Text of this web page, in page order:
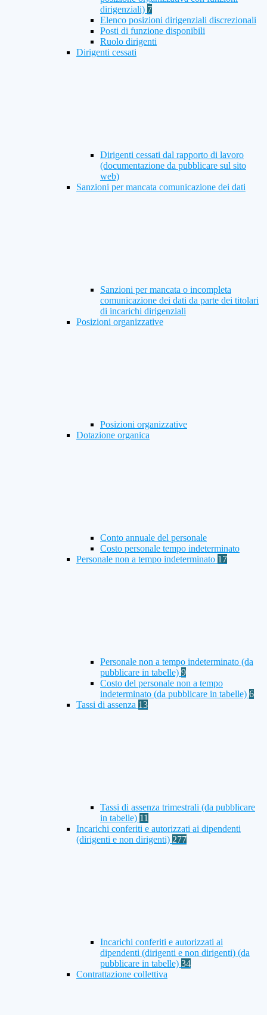
dirigenziali) 7
Elenco posizioni dirigenziali discrezionali
Posti di funzione disponibili
Ruolo dirigenti
Dirigenti cessati
Dirigenti cessati dal rapporto di lavoro
(documentazione da pubblicare sul sito
web)
Sanzioni per mancata comunicazione dei dati
Sanzioni per mancata o incompleta
comunicazione dei dati da parte dei titolari
di incarichi dirigenziali
Posizioni organizzative
Posizioni organizzative
Dotazione organica
Conto annuale del personale
Costo personale tempo indeterminato
Personale non a tempo indeterminato 17
Personale non a tempo indeterminato (da
pubblicare in tabelle) 9
Costo del personale non a tempo
indeterminato (da pubblicare in tabelle) 6
Tassi di assenza 13
Tassi di assenza trimestrali (da pubblicare
in tabelle) 11
Incarichi conferiti e autorizzati ai dipendenti
(dirigenti e non dirigenti) 277
Incarichi conferiti e autorizzati ai
dipendenti (dirigenti e non dirigenti) (da
pubblicare in tabelle) 34
Contrattazione collettiva